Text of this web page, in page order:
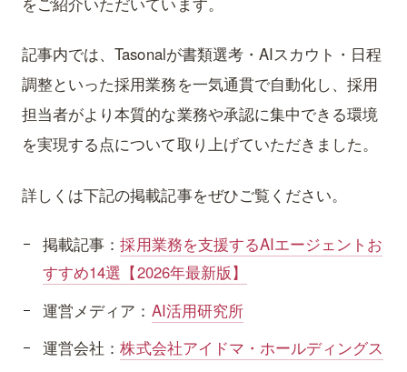
記事内では、Tasonalが書類選考・AIスカウト・日程
調整といった採用業務を一気通貫で自動化し、採用
担当者がより本質的な業務や承認に集中できる環境
を実現する点について取り上げていただきました。
詳しくは下記の掲載記事をぜひご覧ください。
掲載記事：採用業務を支援するAIエージェントお
すすめ14選【2026年最新版】
運営メディア： AI活用研究所
運営会社：株式会社アイドマ・ホールディングス